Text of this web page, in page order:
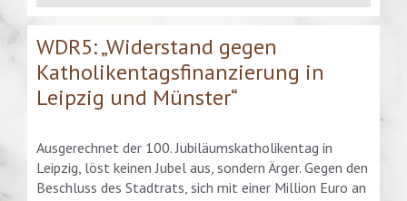
WDR5: „Widerstand gegen
Katholikentagsfinanzierung in
Leipzig und Münster“
Ausgerechnet der 100. Jubiläumskatholikentag in
Leipzig, löst keinen Jubel aus, sondern Ärger. Gegen den
Beschluss des Stadtrats, sich mit einer Million Euro an